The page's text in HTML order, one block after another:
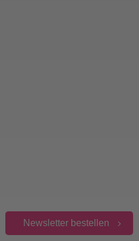
Newsletter bestellen